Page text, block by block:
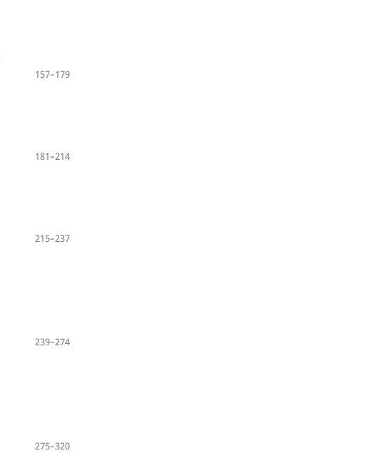
157–179
181–214
215–237
239–274
275–320